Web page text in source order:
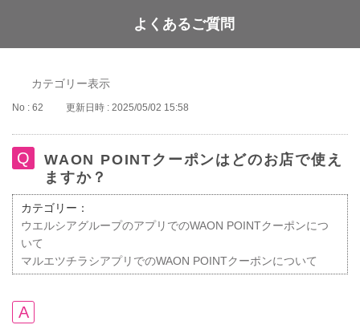
WAON POINT
よくあるご質問
カテゴリー表示
No : 62 更新日時 : 2025/05/02 15:58
WAON POINTクーポンはどのお店で使え
ますか？
カテゴリー：
ウエルシアグループのアプリでのWAON POINTクーポンにつ
いて
マルエツチラシアプリでのWAON POINTクーポンについて